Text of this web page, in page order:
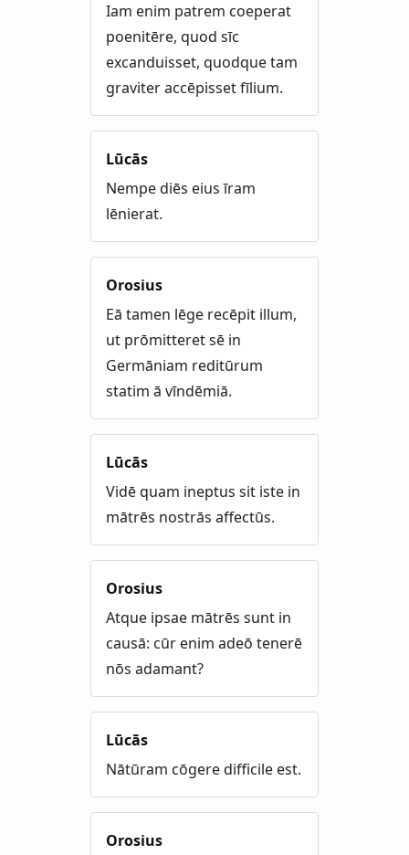
Iam enim patrem coeperat
poenitēre, quod sīc
excanduisset, quodque tam
graviter accēpisset fīlium.
Lūcās
Nempe diēs eius īram
lēnierat.
Orosius
Eā tamen lēge recēpit illum,
ut prōmitteret sē in
Germāniam reditūrum
statim ā vīndēmiā.
Lūcās
Vidē quam ineptus sit iste in
mātrēs nostrās affectūs.
Orosius
Atque ipsae mātrēs sunt in
causā: cūr enim adeō tenerē
nōs adamant?
Lūcās
Nātūram cōgere difficile est.
Orosius